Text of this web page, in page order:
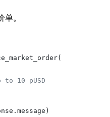
单。
to 10 pUSD